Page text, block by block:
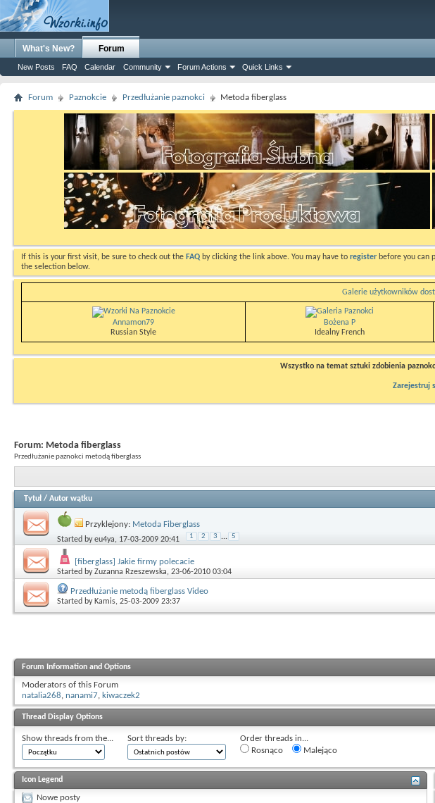
What's New? Forum
New Posts FAQ Calendar Community Forum Actions Quick Links
Forum Paznokcie Przedłużanie paznokci Metoda fiberglass
If this is your first visit, be sure to check out the FAQ by clicking the link above. You may have to register before you can
the selection below.
Galerie użytkowników
Annamon79
Russian Style
Bożena P
Idealny French
Wszystko na temat sztuki zdobienia
Zarejestruj
Forum: Metoda fiberglass
Przedłużanie paznokci metodą fiberglass
Tytuł / Autor wątku
Przyklejony: Metoda Fiberglass
Started byeu4ya, 17-03-2009 20:41 1 2 3 ... 5
[fiberglass] Jakie firmy polecacie
Started byZuzanna Rzeszewska, 23-06-2010 03:04
Przedłużanie metodą fiberglass Video
Started by Kamis, 25-03-2009 23:37
Forum Information and Options
Moderators of this Forum
natalia268, nanami7, kiwaczek2
Thread Display Options
Show threads from the... Sort threads by:
Order threads in...
Rosnąco
Malejąco
Icon Legend
Nowe posty